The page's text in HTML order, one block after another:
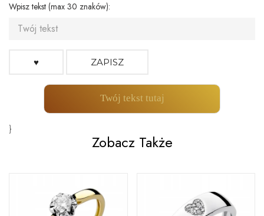
Wpisz tekst (max 30 znaków):
♥ ZAPISZ
Twój tekst tutaj
}
Zobacz Także